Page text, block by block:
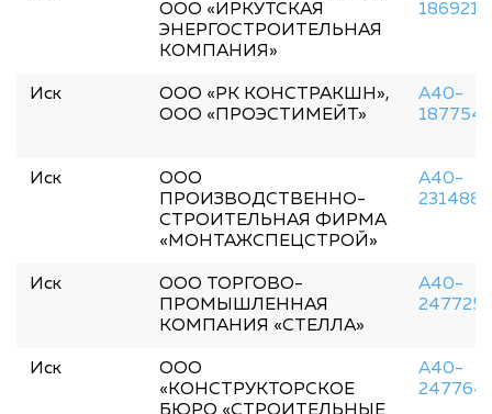
ООО «ИРКУТСКАЯ
ЭНЕРГОСТРОИТЕЛЬНАЯ
КОМПАНИЯ»
186921/
Иск
ООО «РК КОНСТРАКШН»,
ООО «ПРОЭСТИМЕЙТ»
А40-
Иск
ООО
ПРОИЗВОДСТВЕННО-
СТРОИТЕЛЬНАЯ ФИРМА
«МОНТАЖСПЕЦСТРОЙ»
А40-
Иск
ООО ТОРГОВО-
ПРОМЫШЛЕННАЯ
КОМПАНИЯ «СТЕЛЛА»
А40-
Иск
ООО
«КОНСТРУКТОРСКОЕ
А40-